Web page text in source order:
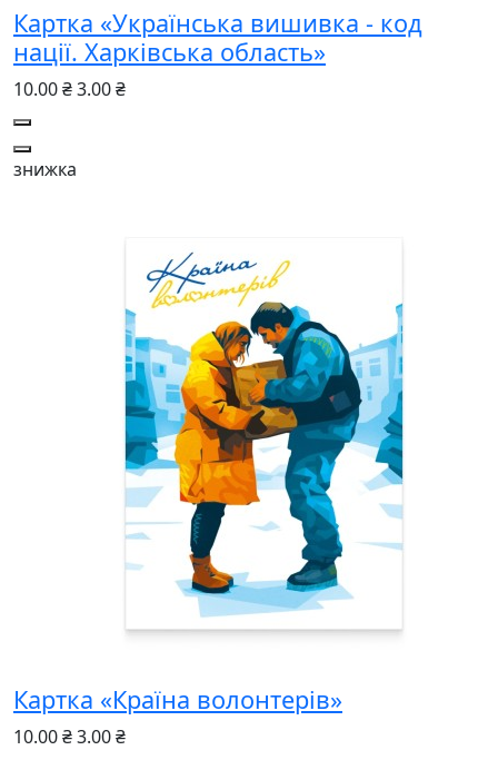
Картка «Українська вишивка - код
нації. Харківська область»
10.00 ₴3.00 ₴
знижка
Картка «Країна волонтерів»
10.00 ₴3.00 ₴